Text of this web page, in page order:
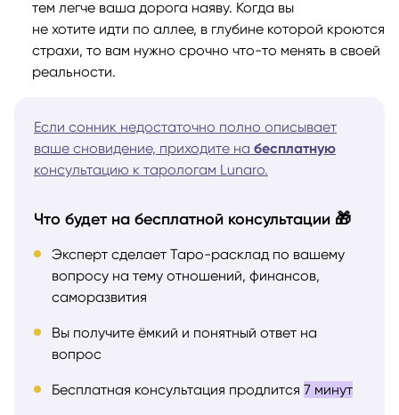
тем легче ваша дорога наяву. Когда вы
не хотите идти по аллее, в глубине которой кроются
страхи, то вам нужно срочно что-то менять в своей
реальности.
Если сонник недостаточно полно описывает
ваше сновидение, приходите на бесплатную
консультацию к тарологам Lunaro.
Что будет на бесплатной консультации 🎁
Эксперт сделает Таро-расклад по вашему
вопросу на тему отношений, финансов,
саморазвития
Вы получите ёмкий и понятный ответ на
вопрос
Бесплатная консультация продлится 7 минут